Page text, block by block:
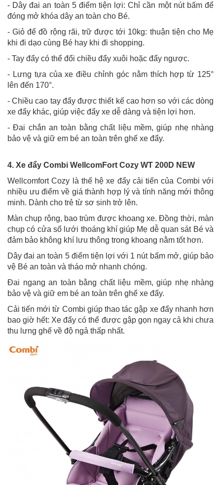
- Dây đai an toàn 5 điểm tiện lợi: Chỉ cần một nút bấm để
đóng mở khóa dây an toàn cho Bé.
- Giỏ để đồ rộng rãi, trữ được tới 10kg: thuận tiện cho Mẹ
khi đi dạo cùng Bé hay khi đi shopping.
- Tay đẩy có thể đổi chiều đẩy xuôi hoặc đẩy ngược.
- Lưng tựa của xe điều chỉnh góc nằm thích hợp từ 125°
lên đến 170°.
- Chiều cao tay đẩy được thiết kế cao hơn so với các dòng
xe đẩy khác, giúp việc đẩy xe dễ dàng và tiện lợi hơn.
- Đai chắn an toàn bằng chất liệu mềm, giúp nhẹ nhàng
bảo vệ và giữ em bé an toàn trên ghế xe đẩy.
4. Xe đẩy Combi WellcomFort Cozy WT 200D NEW
Wellcomfort Cozy là thế hệ xe đẩy cải tiến của Combi với
nhiều ưu điểm về giá thành hợp lý và tính năng mới thông
minh. Dành cho trẻ từ sơ sinh trở lên.
Màn chụp rộng, bao trùm được khoang xe. Đồng thời, màn
chụp có cửa sổ lưới thoáng khí giúp Mẹ dễ quan sát Bé và
đảm bảo không khí lưu thông trong khoang nằm tốt hơn.
Dây đai an toàn 5 điểm tiện lợi với 1 nút bấm mở, giúp bảo
vệ Bé an toàn và tháo mở nhanh chóng.
Đai ngang an toàn bằng chất liệu mềm, giúp nhẹ nhàng
bảo vệ và giữ em bé an toàn trên ghế xe đẩy.
Cải tiến mới từ Combi giúp thao tác gập xe đẩy nhanh hơn
bao giờ hết: Xe đẩy có thể được gập gọn ngay cả khi chưa
thu lưng ghế về độ ngả thấp nhất.